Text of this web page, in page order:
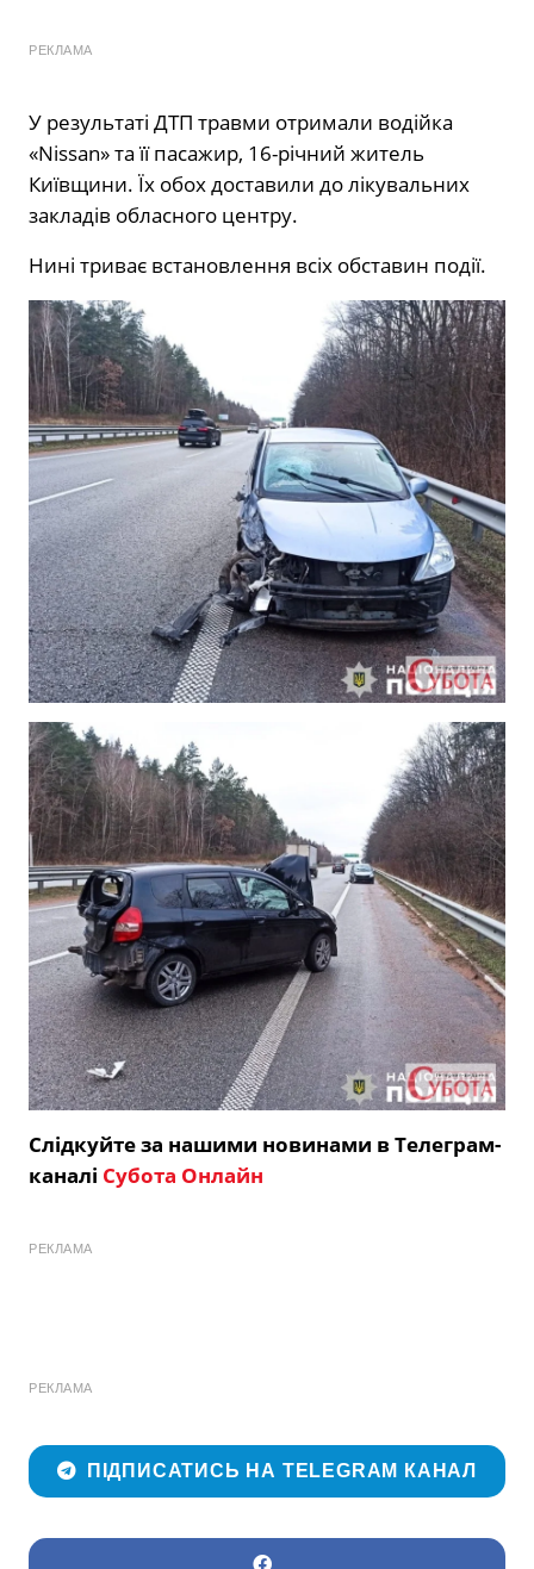
РЕКЛАМА
У результаті ДТП травми отримали водійка
«Nissan» та її пасажир, 16-річний житель
Київщини. Їх обох доставили до лікувальних
закладів обласного центру.
Нині триває встановлення всіх обставин події.
Слідкуйте за нашими новинами в Телеграм-
каналі Субота Онлайн
РЕКЛАМА
РЕКЛАМА
ПІДПИСАТИСЬ НА TELEGRAM КАНАЛ